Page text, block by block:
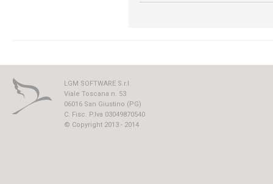
LGM SOFTWARE S.r.l.
Viale Toscana n. 53
06016 San Giustino (PG)
C. Fisc. P.Iva 03049870540
© Copyright 2013 - 2014